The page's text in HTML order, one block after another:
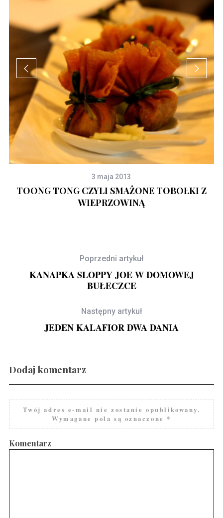
3 maja 2013
TOONG TONG CZYLI SMAŻONE TOBOŁKI Z
WIEPRZOWINĄ
Gravlax w ginie
Poprzedni artykuł
KANAPKA SLOPPY JOE W DOMOWEJ
BUŁECZCE
Następny artykuł
JEDEN KALAFIOR DWA DANIA
Dodaj komentarz
Twój adres e-mail nie zostanie opublikowany.
Wymagane pola są oznaczone *
Komentarz